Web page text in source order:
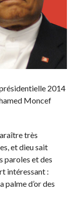
2014
Moncef
très
et dieu sait
paroles et des
intéressant :
palme d’or des